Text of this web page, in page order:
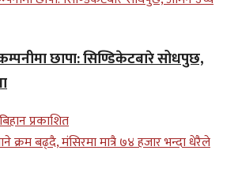
छापा: सिण्डिकेटबारे सोधपुछ,
प्रकाशित